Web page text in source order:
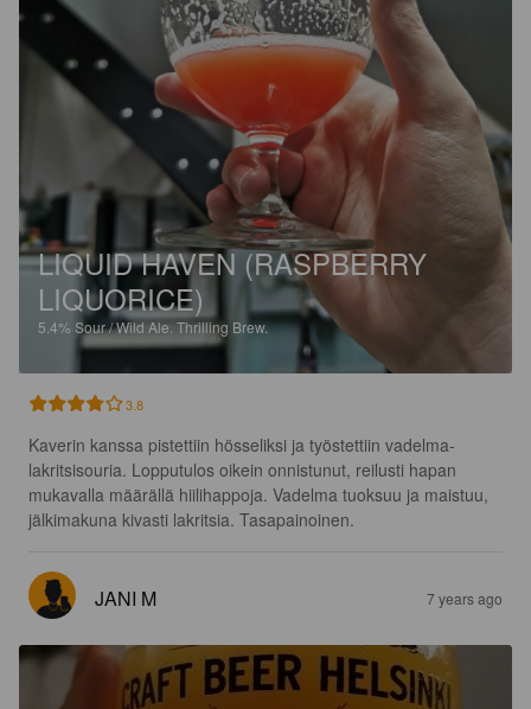
LIQUID HAVEN (RASPBERRY
LIQUORICE)
5.4% Sour / Wild Ale. Thrilling Brew.
3.8
Kaverin kanssa pistettiin hösseliksi ja työstettiin vadelma-
lakritsisouria. Lopputulos oikein onnistunut, reilusti hapan
mukavalla määrällä hiilihappoja. Vadelma tuoksuu ja maistuu,
jälkimakuna kivasti lakritsia. Tasapainoinen.
JANI M 7 years ago